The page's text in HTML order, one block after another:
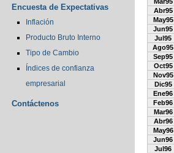
Encuesta de Expectativas
Inflación
Producto Bruto Interno
Tipo de Cambio
Índices de confianza
empresarial
Contáctenos
Abr95
May95
Jun95
Jul95
Ago95
Sep95
Oct95
Nov95
Dic95
Ene96
Feb96
Mar96
Abr96
May96
Jun96
Jul96